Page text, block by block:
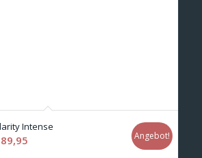
Intense
Aktueller
Angebot!